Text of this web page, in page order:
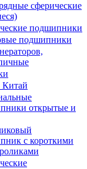
сферические
подшипники
подшипники
открытые и
с короткими